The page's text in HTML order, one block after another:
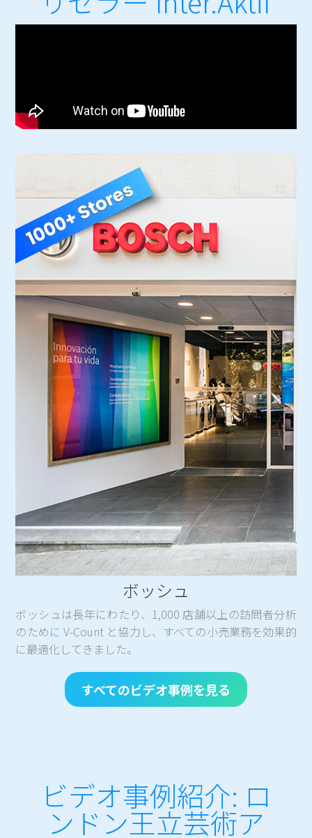
ボッシュ
ボッシュは長年にわたり、1,000 店舗以上の訪問者分析
のために V-Count と協力し、すべての小売業務を効果的
に最適化してきました。
すべてのビデオ事例を見る
ビデオ事例紹介: ロ
ンドン王立芸術ア